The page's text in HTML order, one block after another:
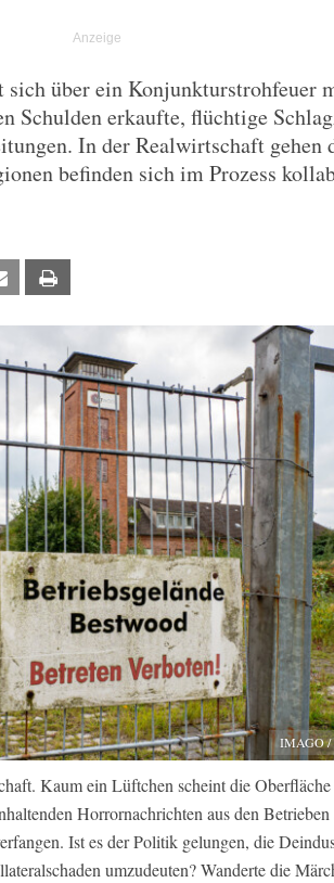
sich über ein Konjunkturstrohfeuer
Schulden erkaufte, flüchtige
In der Realwirtschaft gehen
befinden sich im Prozess
Email
IMAGO /
Kaum ein Lüftchen scheint die Oberfläche
Horrornachrichten aus den
Ist es der Politik gelungen, die
umzudeuten? Wanderte die